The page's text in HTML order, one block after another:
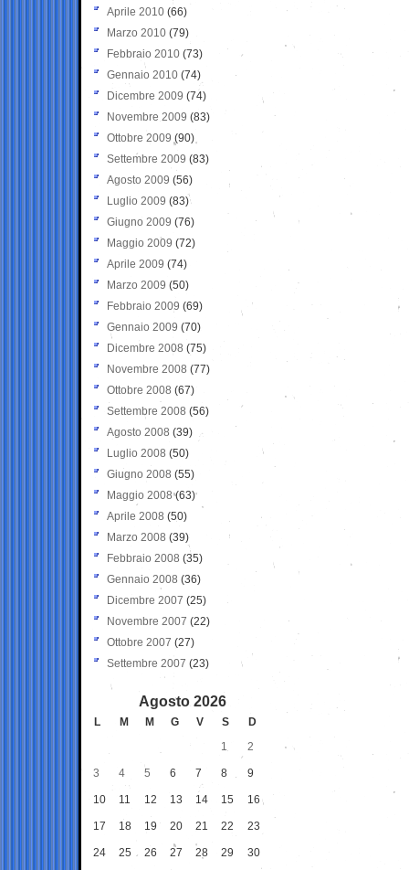
Aprile 2010 (66)
Marzo 2010 (79)
Febbraio 2010 (73)
Gennaio 2010 (74)
Dicembre 2009 (74)
Novembre 2009 (83)
Ottobre 2009 (90)
Settembre 2009 (83)
Agosto 2009 (56)
Luglio 2009 (83)
Giugno 2009 (76)
Maggio 2009 (72)
Aprile 2009 (74)
Marzo 2009 (50)
Febbraio 2009 (69)
Gennaio 2009 (70)
Dicembre 2008 (75)
Novembre 2008 (77)
Ottobre 2008 (67)
Settembre 2008 (56)
Agosto 2008 (39)
Luglio 2008 (50)
Giugno 2008 (55)
Maggio 2008(63)
Aprile 2008 (50)
Marzo 2008 (39)
Febbraio 2008 (35)
Gennaio 2008 (36)
Dicembre 2007 (25)
Novembre 2007 (22)
Ottobre 2007 (27)
Settembre 2007 (23)
Agosto 2026
L M M G V S
D
1
2
3 4 5 6 7 8 9
10 11 12 13 14 15 16
17 18 19 20 21 22 23
24 25 26 27 28 29 30